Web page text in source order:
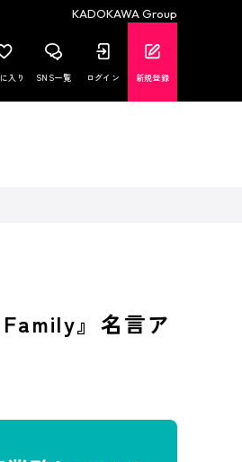
KADOKAWA Group
入り SNS一覧 ログイン 新規登録
』名言ア